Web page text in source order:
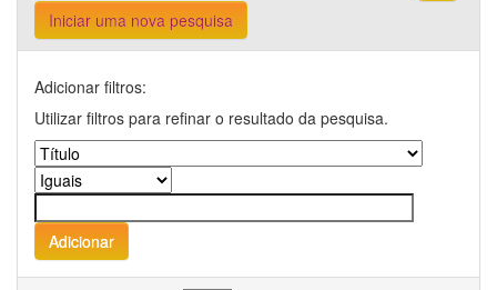
Iniciar uma nova pesquisa
Adicionar filtros:
Utilizar filtros para refinar o resultado da pesquisa.